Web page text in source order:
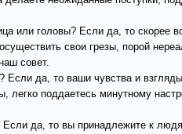
или головы? Если да, то скорее
свои грезы, порой
совет.
Если да, то ваши чувства и
легко поддаетесь минутному
Если да, то вы принадлежите к